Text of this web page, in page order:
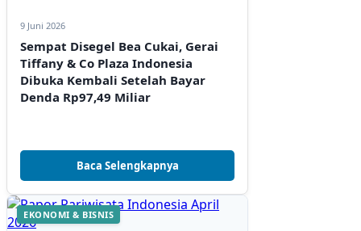
9 Juni 2026
Sempat Disegel Bea Cukai, Gerai
Tiffany & Co Plaza Indonesia
Dibuka Kembali Setelah Bayar
Denda Rp97,49 Miliar
Baca Selengkapnya
EKONOMI & BISNIS